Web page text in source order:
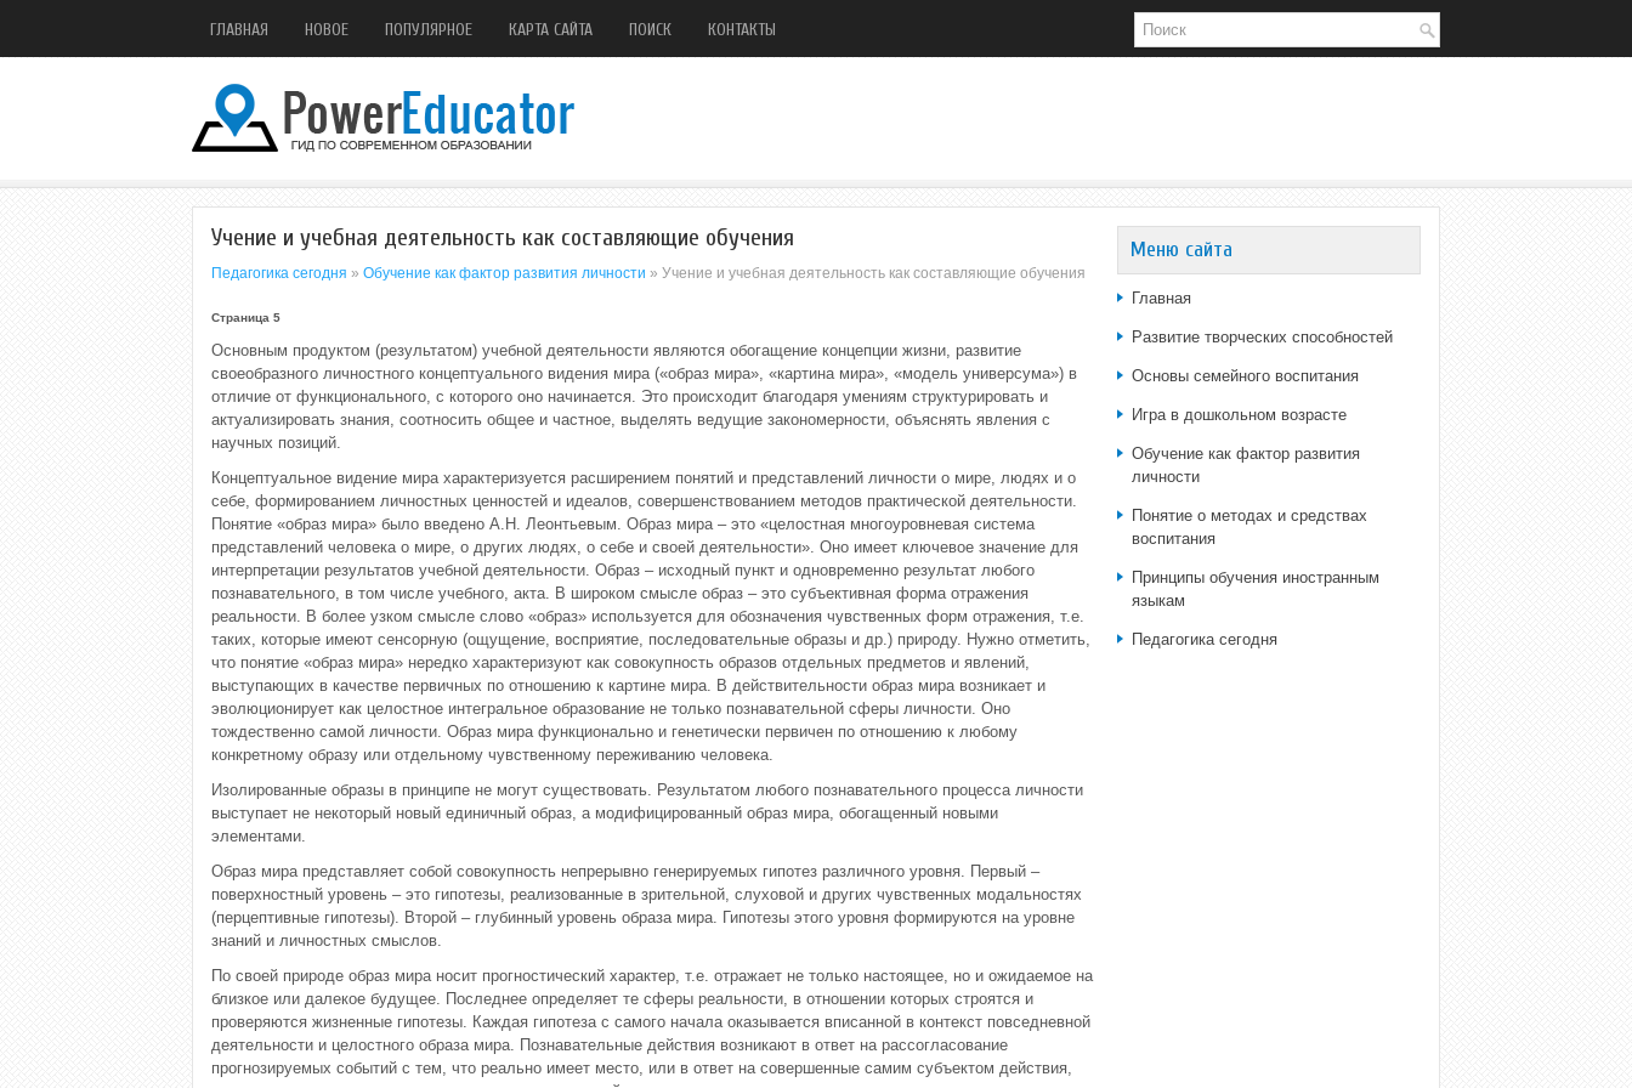
ГЛАВНАЯ НОВОЕ ПОПУЛЯРНОЕ КАРТА САЙТА ПОИСК КОНТАКТЫ
Учение и учебная деятельность как составляющие обучения
Педагогика сегодня » Обучение как фактор развития личности » Учение и учебная деятельность как составляющие обучения
Страница 5
Основным продуктом (результатом) учебной деятельности являются обогащение концепции жизни, развитие
своеобразного личностного концептуального видения мира («образ мира», «картина мира», «модель универсума») в
отличие от функционального, с которого оно начинается. Это происходит благодаря умениям структурировать и
актуализировать знания, соотносить общее и частное, выделять ведущие закономерности, объяснять явления с
научных позиций.
Концептуальное видение мира характеризуется расширением понятий и представлений личности о мире, людях и о
себе, формированием личностных ценностей и идеалов, совершенствованием методов практической деятельности.
Понятие «образ мира» было введено А.Н. Леонтьевым. Образ мира – это «целостная многоуровневая система
представлений человека о мире, о других людях, о себе и своей деятельности». Оно имеет ключевое значение для
интерпретации результатов учебной деятельности. Образ – исходный пункт и одновременно результат любого
познавательного, в том числе учебного, акта. В широком смысле образ – это субъективная форма отражения
реальности. В более узком смысле слово «образ» используется для обозначения чувственных форм отражения, т.е.
таких, которые имеют сенсорную (ощущение, восприятие, последовательные образы и др.) природу. Нужно отметить,
что понятие «образ мира» нередко характеризуют как совокупность образов отдельных предметов и явлений,
выступающих в качестве первичных по отношению к картине мира. В действительности образ мира возникает и
эволюционирует как целостное интегральное образование не только познавательной сферы личности. Оно
тождественно самой личности. Образ мира функционально и генетически первичен по отношению к любому
конкретному образу или отдельному чувственному переживанию человека.
Изолированные образы в принципе не могут существовать. Результатом любого познавательного процесса личности
выступает не некоторый новый единичный образ, а модифицированный образ мира, обогащенный новыми
элементами.
Образ мира представляет собой совокупность непрерывно генерируемых гипотез различного уровня. Первый –
поверхностный уровень – это гипотезы, реализованные в зрительной, слуховой и других чувственных модальностях
(перцептивные гипотезы). Второй – глубинный уровень образа мира. Гипотезы этого уровня формируются на уровне
знаний и личностных смыслов.
По своей природе образ мира носит прогностический характер, т.е. отражает не только настоящее, но и ожидаемое на
близкое или далекое будущее. Последнее определяет те сферы реальности, в отношении которых строятся и
проверяются жизненные гипотезы. Каждая гипотеза с самого начала оказывается вписанной в контекст повседневной
деятельности и целостного образа мира. Познавательные действия возникают в ответ на рассогласование
прогнозируемых событий с тем, что реально имеет место, или в ответ на совершенные самим субъектом действия,
Меню сайта
Главная
Развитие творческих способностей
Основы семейного воспитания
Игра в дошкольном возрасте
Обучение как фактор развития
личности
Понятие о методах и средствах
воспитания
Принципы обучения иностранным
языкам
Педагогика сегодня